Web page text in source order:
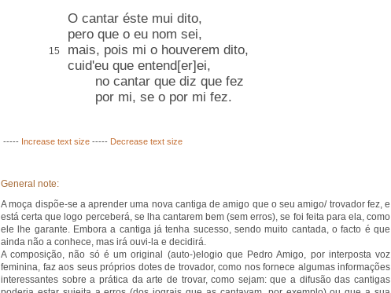
O cantar éste mui dito,
pero que o eu nom sei,
15
mais, pois mi o houverem dito,
cuid'eu que entend[er]ei,
no cantar que diz que fez
por mi, se o por mi fez.
----- Increase text size ----- Decrease text size
General note:
A moça dispõe-se a aprender uma nova cantiga de amigo que o seu amigo/ trovador fez, e
está certa que logo perceberá, se lha cantarem bem (sem erros), se foi feita para ela, como
ele lhe garante. Embora a cantiga já tenha sucesso, sendo muito cantada, o facto é que
ainda não a conhece, mas irá ouvi-la e decidirá.
A composição, não só é um original (auto-)elogio que Pedro Amigo, por interposta voz
feminina, faz aos seus próprios dotes de trovador, como nos fornece algumas informações
interessantes sobre a prática da arte de trovar, como sejam: que a difusão das cantigas